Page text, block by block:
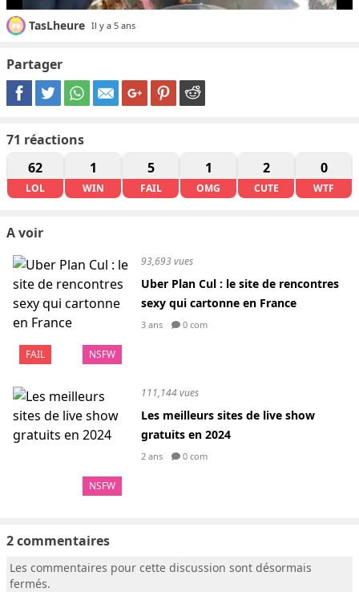
TasLheure Il y a 5 ans
Partager
71 réactions
62
LOL
1
WIN
5
FAIL
1
OMG
2
CUTE
0
WTF
A voir
FAIL NSFW
93,693 vues
Uber Plan Cul : le site de rencontres
sexy qui cartonne en France
3 ans 0 com
NSFW
111,144 vues
Les meilleurs sites de live show
gratuits en 2024
2 ans 0 com
2 commentaires
Les commentaires pour cette discussion sont désormais
fermés.